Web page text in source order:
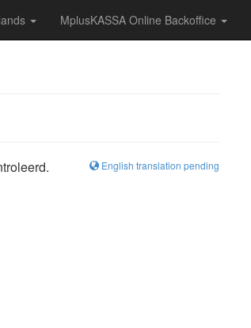
MplusKASSA Online Backoffice
English translation pending